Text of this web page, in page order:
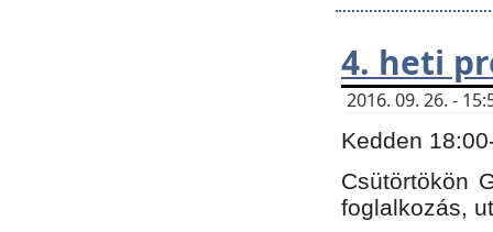
4. heti
2016. 09. 26. -
Kedden
Csütörtökön
foglalkozás,